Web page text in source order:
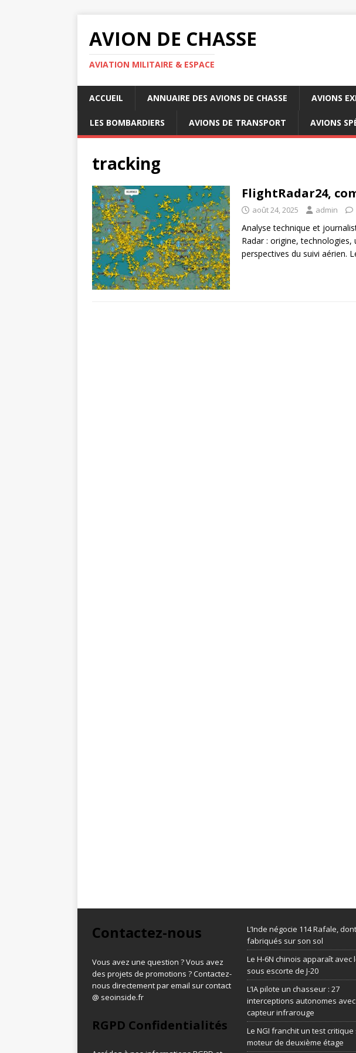
AVION DE CHASSE
AVIATION MILITAIRE & ESPACE
ACCUEIL ANNUAIRE DES AVIONS DE CHASSE AVIONS
LES BOMBARDIERS AVIONS DE TRANSPORT AVIONS
tracking
FlightRadar24,
août 24, 2025 admin
Analyse technique et
Radar : origine,
perspectives du suivi aérien.
Contactez-nous
Vous avez une question ? Vous avez
des projets de promotions ? Contactez-
nous directement par email sur contact
@ seoinside.fr
RGPD Confidentialités
L’Inde négocie 114 Rafale,
fabriqués sur son sol
Le H-6N chinois apparaît avec
sous escorte de J-20
L’IA pilote un chasseur : 27
interceptions autonomes
capteur infrarouge
Le NGI franchit un test critique
moteur de deuxième étage